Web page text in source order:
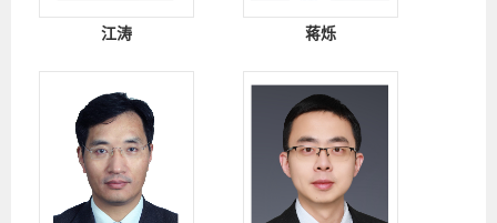
江涛 蒋烁